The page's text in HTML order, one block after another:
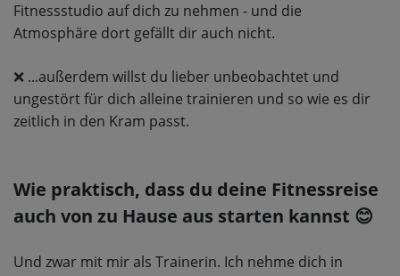
Fitnessstudio auf dich zu nehmen - und die
Atmosphäre dort gefällt dir auch nicht.
❌ ...außerdem willst du lieber unbeobachtet und
ungestört für dich alleine trainieren und so wie es dir
zeitlich in den Kram passt.
Wie praktisch, dass du deine Fitnessreise
auch von zu Hause aus starten kannst 😊
Und zwar mit mir als Trainerin. Ich nehme dich in